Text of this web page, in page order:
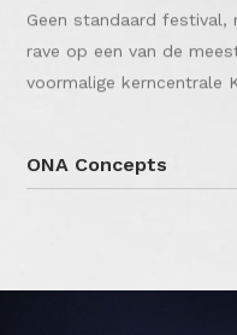
Geen standaard festival,
rave op een van de
voormalige kerncentrale
ONA Concepts